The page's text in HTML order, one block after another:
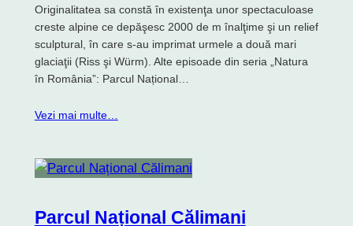
Originalitatea sa constă în existenţa unor spectaculoase
creste alpine ce depăşesc 2000 de m înalţime şi un relief
sculptural, în care s-au imprimat urmele a două mari
glaciaţii (Riss şi Würm). Alte episoade din seria „Natura
în România”: Parcul Național…
Vezi mai multe…
Parcul Național Călimani